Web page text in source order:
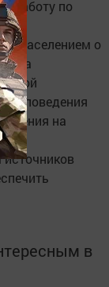
работу по
с населением о
на
поведения
на
источников
в